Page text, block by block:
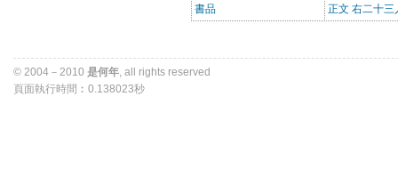
書品
正文 右二十三
© 2004－2010 是何年 , all rights reserved
頁面執行時間︰0.138023秒